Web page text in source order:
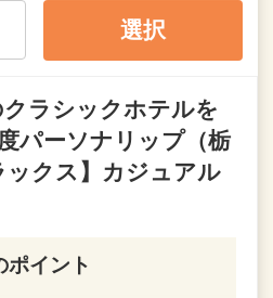
行代金は、カレンダ
いた後表示される
の日において人数・
食事条件・プラン同
適用の条件となりま
選択
ラシックホテルを
パーソナリップ（栃
ックス】カジュアル
ポイント